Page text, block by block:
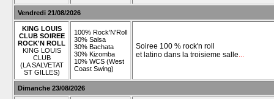
Vendredi 21/08/2026
KING LOUIS
CLUB SOIREE
ROCK'N ROLL
KING LOUIS
CLUB
(LA SALVETAT
ST GILLES)
100% Rock'N'Roll
30% Salsa
30% Bachata
30% Kizomba
10% WCS (West
Coast Swing)
Soiree 100 % rock'n roll
et latino dans la troisieme salle...
Dimanche 23/08/2026